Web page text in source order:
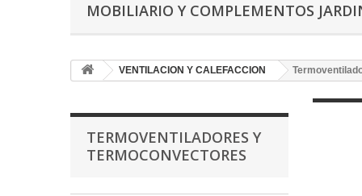
MOBILIARIO Y COMPLEMENTOS
VENTILACION Y CALEFACCION
TERMOVENTILADORES Y
TERMOCONVECTORES